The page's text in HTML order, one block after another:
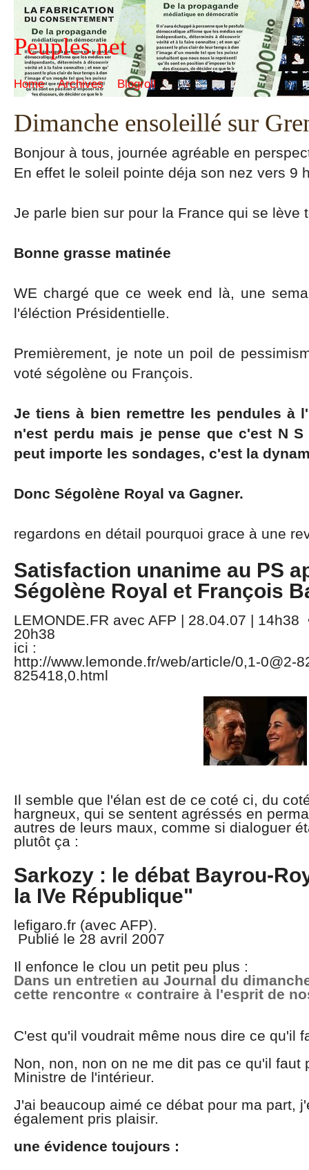
Peuples.net
Home Archives Blogroll
Dimanche ensoleillé sur
Bonjour à tous, journée agréable en
En effet le soleil pointe déja son nez vers 9
Je parle bien sur pour la France qui se lève
Bonne grasse matinée
WE chargé que ce week end là, une
l'éléction Présidentielle.
Premièrement, je note un poil de
voté ségolène ou François.
Je tiens à bien remettre les pendules à
n'est perdu mais je pense que c'est N
peut importe les sondages, c'est la
Donc Ségolène Royal va Gagner.
regardons en détail pourquoi grace à une
Satisfaction unanime au PS
Ségolène Royal et François
LEMONDE.FR avec AFP | 28.04.07 |
20h38
ici :
http://www.lemonde.fr/web/article/0,1-0@2-
825418,0.html
Il semble que l'élan est de ce coté ci, du
hargneux, qui se sentent agréssés en
autres de leurs maux, comme si dialoguer
plutôt ça :
Sarkozy : le débat Bayrou-
la IVe République"
lefigaro.fr (avec AFP).
Publié le 28 avril 2007
Il enfonce le clou un petit peu plus :
Dans un entretien au Journal du
cette rencontre « contraire à l'esprit de
C'est qu'il voudrait même nous dire ce qu'il
Non, non, non on ne me dit pas ce qu'il faut
Ministre de l'intérieur.
J'ai beaucoup aimé ce débat pour ma part,
également pris plaisir.
une évidence toujours :